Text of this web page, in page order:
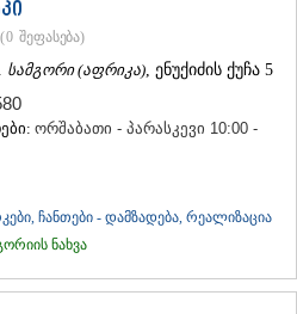
(0 შეფასება)
სამგორი (აფრიკა) , ენუქიძის ქუჩა 5
ორშაბათი - პარასკევი 10:00 -
ჩანთები - დამზადება, რეალიზაცია
ნახვა